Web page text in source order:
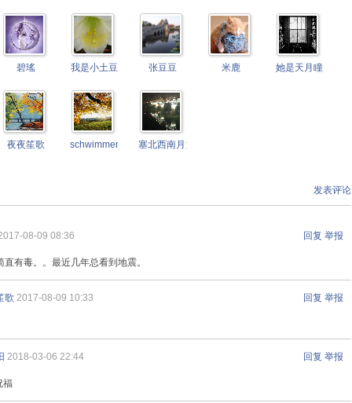
碧瑤 我是小土豆 张豆豆 米鹿 她是天月瞳
夜夜笙歌 schwimmengool塞北西南月如霜
发表评论
回复 举报
08-09 08:36
直有毒。。最近几年总看到地震。
回复 举报
歌 2017-08-09 10:33
回复 举报
2018-03-06 22:44
福